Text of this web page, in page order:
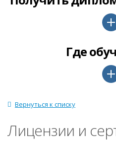
Где
Вернуться к списку
Лицензии и